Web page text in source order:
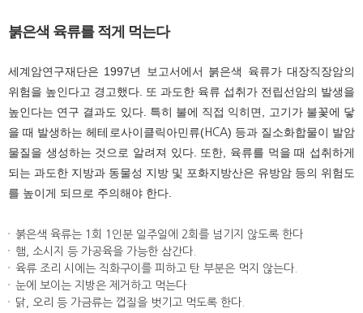
붉은색 육류를 적게 먹는다
세계암연구재단은 1997년 보고서에서 붉은색 육류가 대장직장암의
위험을 높인다고 경고했다. 또 과도한 육류 섭취가 전립선암의 발생을
높인다는 연구 결과도 있다. 특히 불에 직접 익히면, 고기가 불꽃에 닿
을 때 발생하는 헤테로사이클릭아민류(HCA) 등과 질소화합물이 발암
물질을 생성하는 것으로 알려져 있다. 또한, 육류를 먹을 때 섭취하게
되는 과도한 지방과 동물성 지방 및 포화지방산은 유방암 등의 위험도
를 높이게 되므로 주의해야 한다.
붉은색 육류는 1회 1인분 일주일에 2회를 넘기지 않도록 한다
햄, 소시지 등 가공육을 가능한 삼간다.
육류 조리 시에는 직화구이를 피하고 탄 부분은 먹지 않는다.
눈에 보이는 지방은 제거하고 먹는다
닭, 오리 등 가금류는 껍질을 벗기고 먹도록 한다.